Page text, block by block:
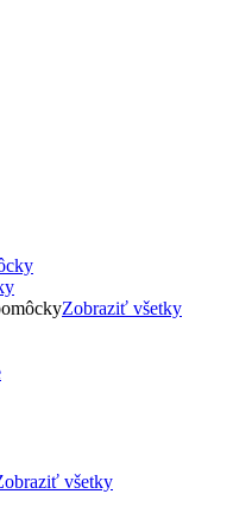
Zobraziť všetky
všetky